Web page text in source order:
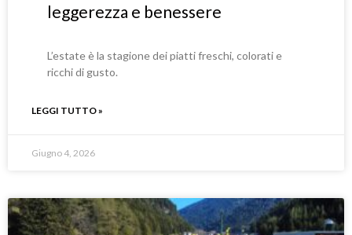
leggerezza e benessere
L’estate è la stagione dei piatti freschi, colorati e
ricchi di gusto.
LEGGI TUTTO »
Giugno 4, 2026